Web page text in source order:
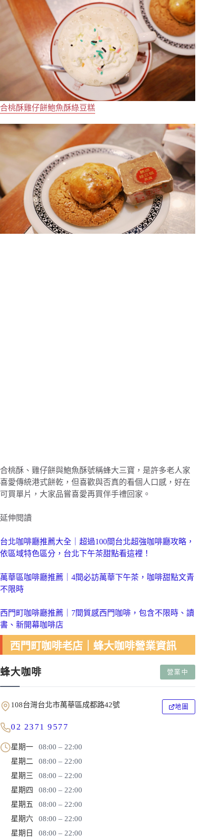
合桃酥雞仔餅鮑魚酥綠豆糕
合桃酥、雞仔餅與鮑魚酥號稱蜂大三寶，是許多老人家
喜愛傳統港式餅乾，但喜歡與否真的看個人口感，好在
可買單片，大家品嘗喜愛再買伴手禮回家。
延伸閱讀
台北咖啡廳推薦大全｜超過100間台北超強咖啡廳攻略，
依區域特色區分，台北下午茶甜點看這裡！
萬華區咖啡廳推薦｜4間必訪萬華下午茶，咖啡甜點文青
不限時
西門町咖啡廳推薦｜7間質感西門咖啡，包含不限時、讀
書、新開幕咖啡店
西門町咖啡老店｜蜂大咖啡營業資訊
蜂大咖啡 營業中
108台灣台北市萬華區成都路42號 地圖
02 2371 9577
星期一
08:00 – 22:00
星期二
08:00 – 22:00
星期三
08:00 – 22:00
星期四
08:00 – 22:00
星期五
08:00 – 22:00
星期六
08:00 – 22:00
星期日
08:00 – 22:00